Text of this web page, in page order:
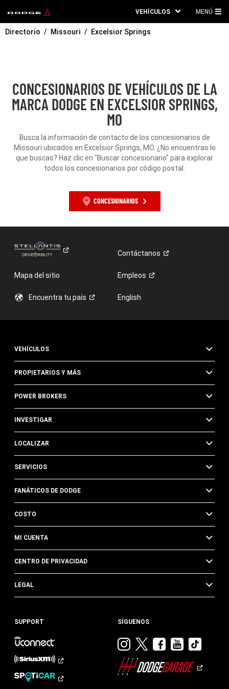
VEHÍCULOS MENÚ
Directorio Missouri Excelsior Springs
CONCESIONARIOS DE VEHÍCULOS DE LA
MARCA DODGE EN EXCELSIOR SPRINGS,
MO
Busca la información de contacto de los concesionarios de
Missouri ubicados en Excelsior Springs, MO. ¿No encuentras lo
que buscas? Haz clic en "Buscar concesionario" para explorar
todos los concesionarios por código postal.
CONCESIONARIOS
Contáctanos
Mapa del sitio Empleos
Encuentra tu país English
VEHÍCULOS
PROPIETARIOS Y MÁS
POWER BROKERS
INVESTIGAR
LOCALIZAR
SERVICIOS
FANÁTICOS DE DODGE
COSTO
MI CUENTA
CENTRO DE PRIVACIDAD
LEGAL
SUPPORT SÍGUENOS
Visitar
Dodge
en
Visitar
en
Visitar
en
Visitar
en en